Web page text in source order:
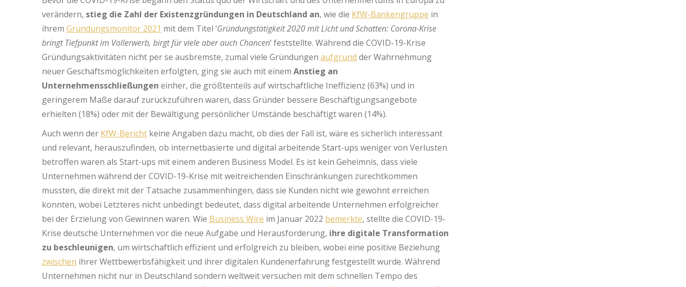
verändern, stieg die Zahl der Existenzgründungen in Deutschland an, wie die KfW-Bankengruppe in
ihrem Gründungsmonitor 2021 mit dem Titel ‘Gründungstätigkeit 2020 mit Licht und Schatten: Corona-Krise
bringt Tiefpunkt im Vollerwerb, birgt für viele aber auch Chancen’ feststellte. Während die COVID-19-Krise
Gründungsaktivitäten nicht per se ausbremste, zumal viele Gründungen aufgrund der Wahrnehmung
neuer Geschäftsmöglichkeiten erfolgten, ging sie auch mit einem Anstieg an
Unternehmensschließungen einher, die größtenteils auf wirtschaftliche Ineffizienz (63%) und in
geringerem Maße darauf zurückzuführen waren, dass Gründer bessere Beschäftigungsangebote
erhielten (18%) oder mit der Bewältigung persönlicher Umstände beschäftigt waren (14%).
Auch wenn der KfW-Bericht keine Angaben dazu macht, ob dies der Fall ist, wäre es sicherlich interessant
und relevant, herauszufinden, ob internetbasierte und digital arbeitende Start-ups weniger von Verlusten
betroffen waren als Start-ups mit einem anderen Business Model. Es ist kein Geheimnis, dass viele
Unternehmen während der COVID-19-Krise mit weitreichenden Einschränkungen zurechtkommen
mussten, die direkt mit der Tatsache zusammenhingen, dass sie Kunden nicht wie gewohnt erreichen
konnten, wobei Letzteres nicht unbedingt bedeutet, dass digital arbeitende Unternehmen erfolgreicher
bei der Erzielung von Gewinnen waren. Wie Business Wire im Januar 2022 bemerkte, stellte die COVID-19-
Krise deutsche Unternehmen vor die neue Aufgabe und Herausforderung, ihre digitale Transformation
zu beschleunigen, um wirtschaftlich effizient und erfolgreich zu bleiben, wobei eine positive Beziehung
zwischen ihrer Wettbewerbsfähigkeit und ihrer digitalen Kundenerfahrung festgestellt wurde. Während
Unternehmen nicht nur in Deutschland sondern weltweit versuchen mit dem schnellen Tempo des